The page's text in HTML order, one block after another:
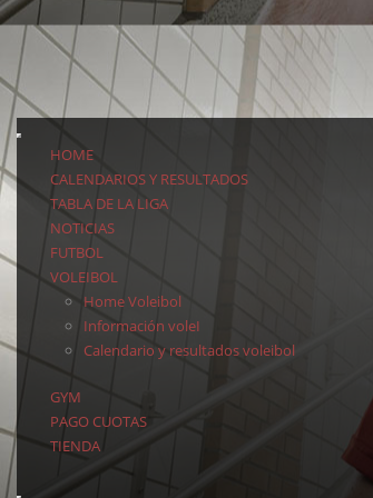
HOME
CALENDARIOS Y RESULTADOS
TABLA DE LA LIGA
NOTICIAS
FUTBOL
VOLEIBOL
Home Voleibol
Información voleI
Calendario y resultados voleibol
GYM
PAGO CUOTAS
TIENDA